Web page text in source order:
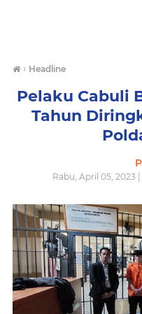
› Headline
Pelaku Cabuli
Tahun
Rabu, April 05, 2023